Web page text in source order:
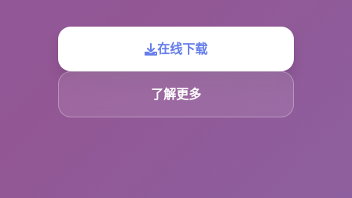
在线下载
了解更多